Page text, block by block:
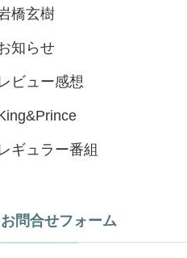
橋玄樹
知らせ
ビュー感想
ギュラー番組
お問合せフォーム